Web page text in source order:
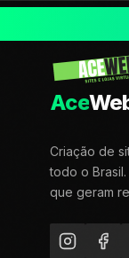
Ace
Criação de
todo o
que geram